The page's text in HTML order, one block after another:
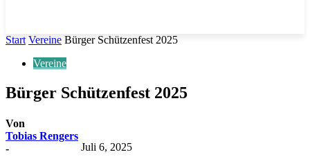
Start Vereine Bürger Schützenfest 2025
Vereine
Bürger Schützenfest 2025
Von
Tobias Rengers
-
Juli 6, 2025